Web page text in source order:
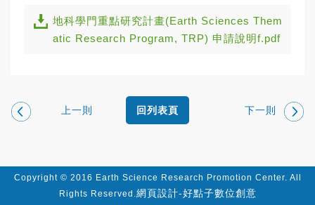
地科學門重點研究計畫(Earth Sciences Them
atic Research Program, TRP) 申請說明f.pdf
上一則 下一則
回列表頁
Copyright © 2016 Earth Science Research Promotion Center. All
Rights Reserved.網頁設計-好點子數位創意